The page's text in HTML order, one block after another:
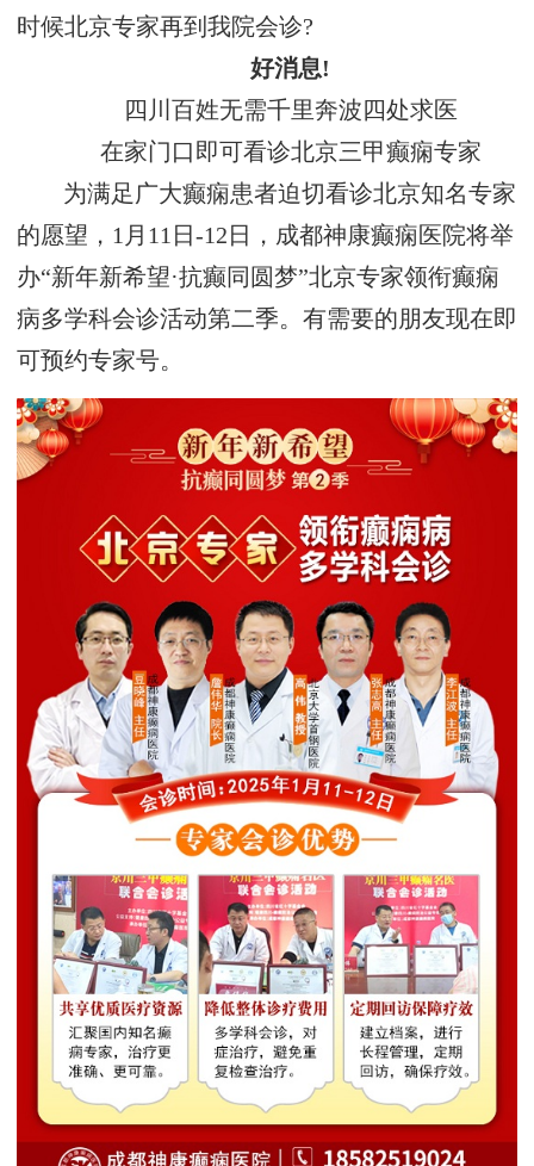
时候北京专家再到我院会诊?
好消息!
四川百姓无需千里奔波四处求医
在家门口即可看诊北京三甲癫痫专家
为满足广大癫痫患者迫切看诊北京知名专家
的愿望，1月11日-12日，成都神康癫痫医院将举
办“新年新希望·抗癫同圆梦”北京专家领衔癫痫
病多学科会诊活动第二季。有需要的朋友现在即
可预约专家号。